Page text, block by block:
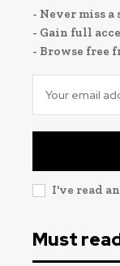
- Never miss
- Gain full
- Browse free
I've read
Must